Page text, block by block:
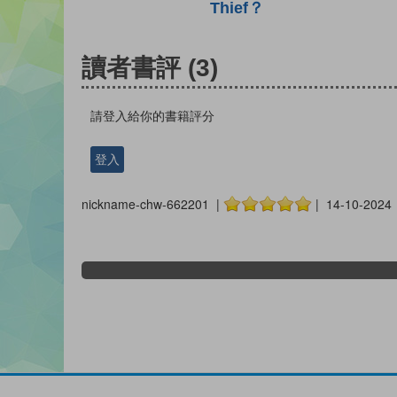
Thief？
讀者書評 (3)
請登入給你的書籍評分
登入
nickname-chw-662201 | | 14-10-2024